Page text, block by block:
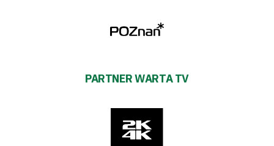
PARTNER WARTA TV